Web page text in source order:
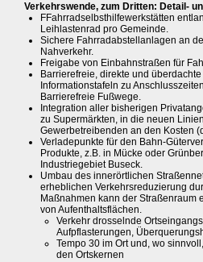
Verkehrswende, zum Dritten: Detail-
FFahrradselbsthilfewerkstätten
Leihlastenrad pro Gemeinde.
Sichere Fahrradabstellanlagen an
Nahverkehr.
Freigabe von Einbahnstraßen für
Barrierefreie, direkte und
Informationstafeln zu
Barrierefreie Fußwege.
Integration aller bisherigen
zu Supermärkten, in die neuen
Gewerbetreibenden an den Kosten
Verladepunkte für den Bahn-
Produkte, z.B. in Mücke oder
Industriegebiet Buseck.
Umbau des innerörtlichen
erheblichen Verkehrsreduzierung
Maßnahmen kann der Straßenraum
von Aufenthaltsflächen.
Verkehr drosselnde
Aufpflasterungen,
Tempo 30 im Ort und, wo
den Ortskernen